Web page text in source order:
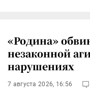
«Родина»
незаконной
нарушениях
7 августа 2026, 16:56